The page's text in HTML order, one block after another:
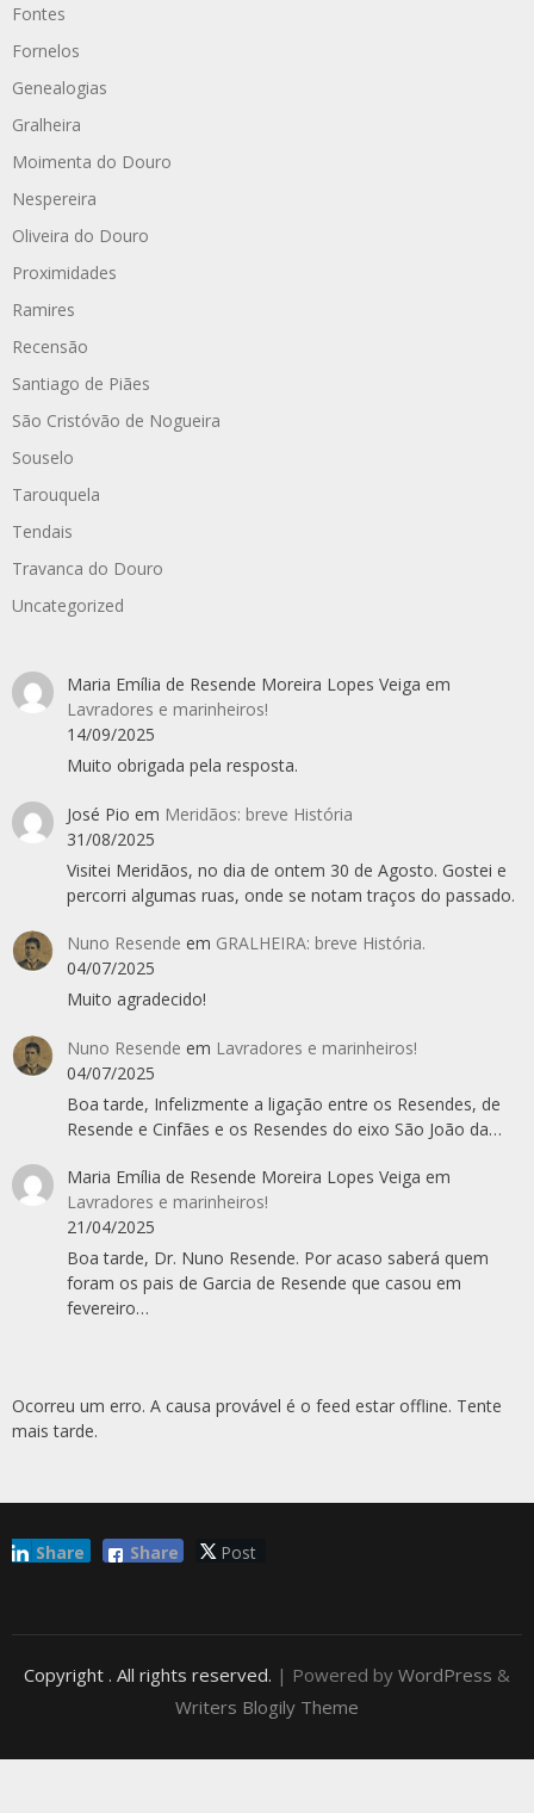
Fontes
Fornelos
Genealogias
Gralheira
Moimenta do Douro
Nespereira
Oliveira do Douro
Proximidades
Ramires
Recensão
Santiago de Piães
São Cristóvão de Nogueira
Souselo
Tarouquela
Tendais
Travanca do Douro
Uncategorized
Maria Emília de Resende Moreira Lopes Veiga em
Lavradores e marinheiros!
14/09/2025
Muito obrigada pela resposta.
José Pio em Meridãos: breve História
31/08/2025
Visitei Meridãos, no dia de ontem 30 de Agosto. Gostei e
percorri algumas ruas, onde se notam traços do passado.
Nuno Resende em GRALHEIRA: breve História.
04/07/2025
Muito agradecido!
Nuno Resende em Lavradores e marinheiros!
04/07/2025
Boa tarde, Infelizmente a ligação entre os Resendes, de
Resende e Cinfães e os Resendes do eixo São João da…
Maria Emília de Resende Moreira Lopes Veiga em
Lavradores e marinheiros!
21/04/2025
Boa tarde, Dr. Nuno Resende. Por acaso saberá quem
foram os pais de Garcia de Resende que casou em
fevereiro…
Ocorreu um erro. A causa provável é o feed estar offline. Tente
mais tarde.
Share Post
Share
Copyright . All rights reserved. | Powered by WordPress &
Writers Blogily Theme